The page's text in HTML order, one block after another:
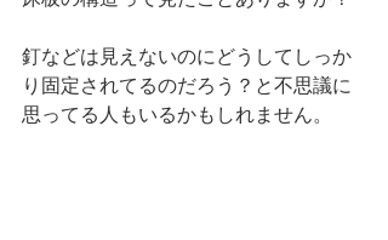
釘などは見えないのにどうしてしっか
り固定されてるのだろう？と不思議に
思ってる人もいるかもしれません。